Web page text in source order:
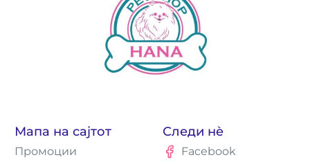
Мапа на сајтот
Промоции
Следи нè
Facebook